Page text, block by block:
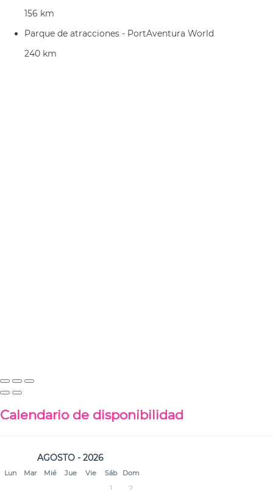
156 km
Parque de atracciones - PortAventura World
240 km
Calendario de disponibilidad
AGOSTO - 2026
Lun Mar Mié Jue Vie Sáb Dom